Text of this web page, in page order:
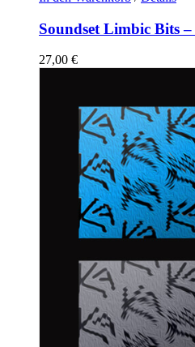
Soundset Limbic Bits
27,00 €